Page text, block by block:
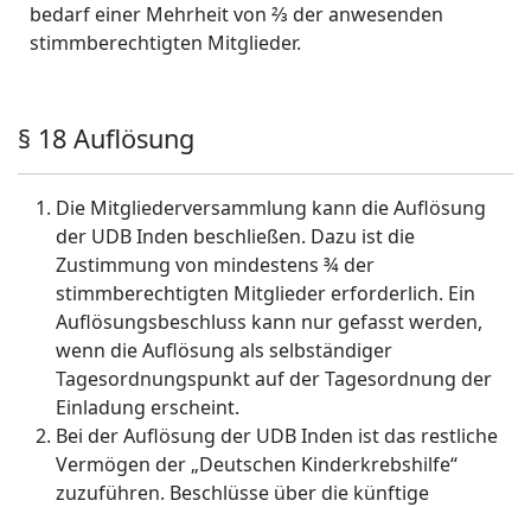
bedarf einer Mehrheit von ⅔ der anwesenden
stimmberechtigten Mitglieder.
§ 18 Auflösung
Die Mitgliederversammlung kann die Auflösung
der UDB Inden beschließen. Dazu ist die
Zustimmung von mindestens ¾ der
stimmberechtigten Mitglieder erforderlich. Ein
Auflösungsbeschluss kann nur gefasst werden,
wenn die Auflösung als selbständiger
Tagesordnungspunkt auf der Tagesordnung der
Einladung erscheint.
Bei der Auflösung der UDB Inden ist das restliche
Vermögen der „Deutschen Kinderkrebshilfe“
zuzuführen. Beschlüsse über die künftige